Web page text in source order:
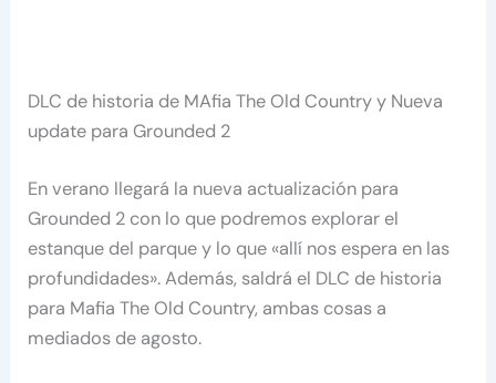
DLC de historia de MAfia The Old Country y Nueva
update para Grounded 2
En verano llegará la nueva actualización para
Grounded 2 con lo que podremos explorar el
estanque del parque y lo que «allí nos espera en las
profundidades». Además, saldrá el DLC de historia
para Mafia The Old Country, ambas cosas a
mediados de agosto.